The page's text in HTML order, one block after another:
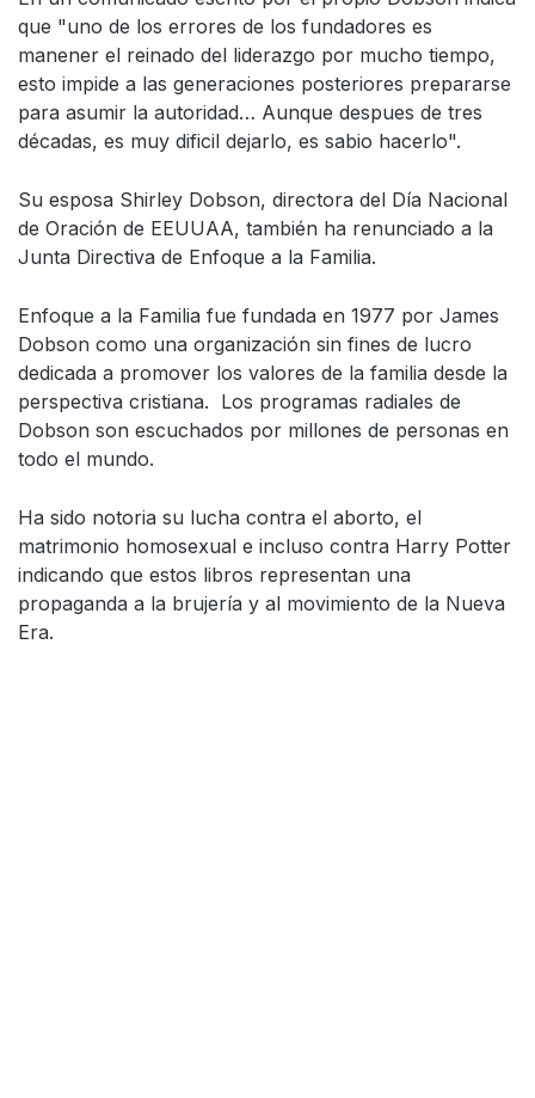
que "uno de los errores de los fundadores es
manener el reinado del liderazgo por mucho tiempo,
esto impide a las generaciones posteriores prepararse
para asumir la autoridad… Aunque despues de tres
décadas, es muy dificil dejarlo, es sabio hacerlo".
Su esposa Shirley Dobson, directora del Día Nacional
de Oración de EEUUAA, también ha renunciado a la
Junta Directiva de Enfoque a la Familia.
Enfoque a la Familia fue fundada en 1977 por James
Dobson como una organización sin fines de lucro
dedicada a promover los valores de la familia desde la
perspectiva cristiana. Los programas radiales de
Dobson son escuchados por millones de personas en
todo el mundo.
Ha sido notoria su lucha contra el aborto, el
matrimonio homosexual e incluso contra Harry Potter
indicando que estos libros representan una
propaganda a la brujería y al movimiento de la Nueva
Era.